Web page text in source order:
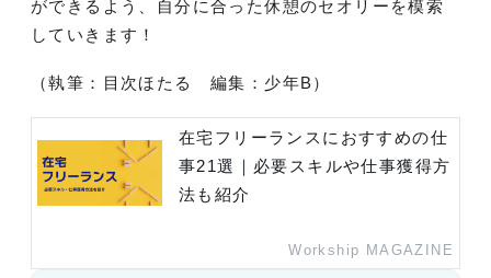
ができるよう、自分に合った休憩のセオリーを模索
していきます！
（執筆：目次ほたる 編集：少年B）
在宅フリーランスにおすすめの仕
事21選｜必要スキルや仕事獲得方
法も紹介
Workship MAGAZINE